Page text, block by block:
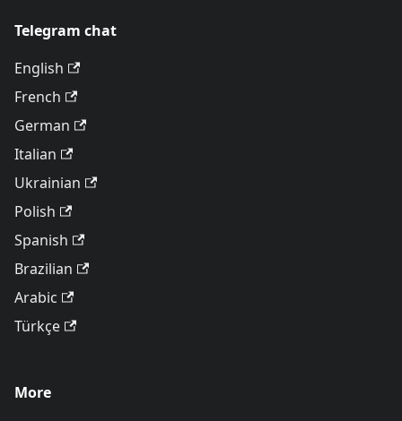
Telegram chat
English
French
German
Italian
Ukrainian
Polish
Spanish
Brazilian
Arabic
Türkçe
More